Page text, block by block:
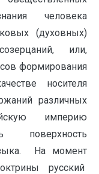
человека
(духовных)
или,
формирования
носителя
различных
империю
поверхность
На момент
русский